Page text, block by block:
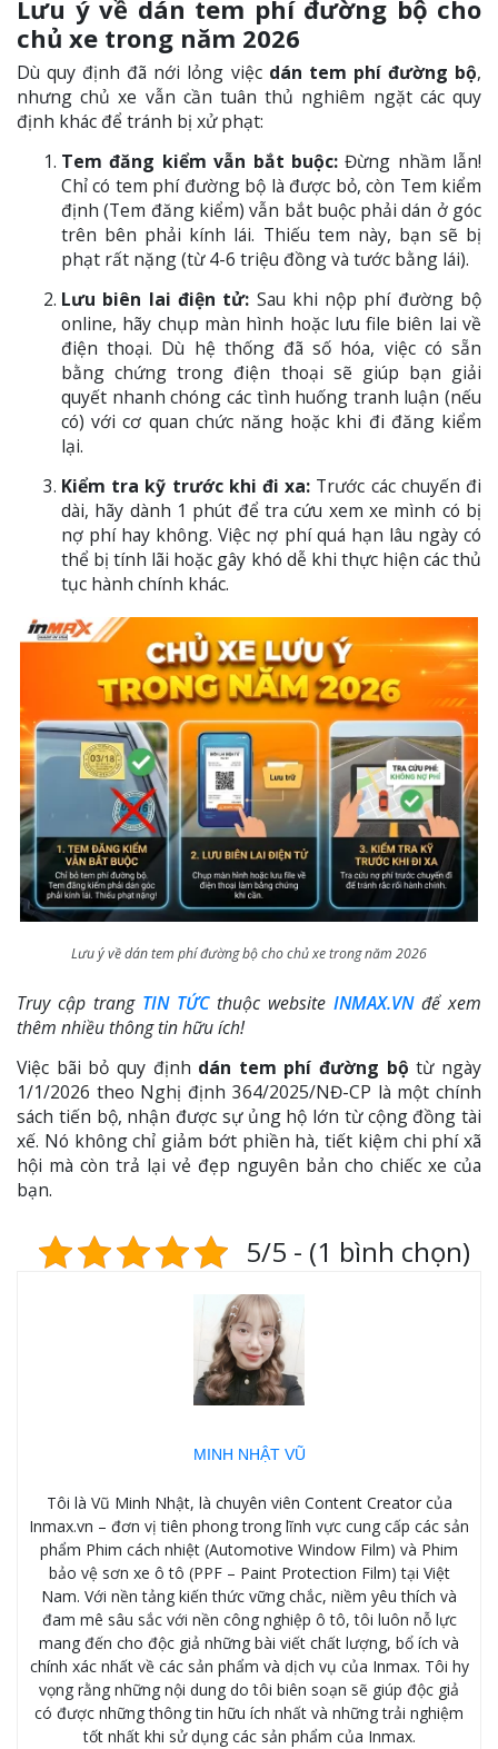
Lưu ý về dán tem phí đường bộ cho
chủ xe trong năm 2026
Dù quy định đã nới lỏng việc dán tem phí đường bộ,
nhưng chủ xe vẫn cần tuân thủ nghiêm ngặt các quy
định khác để tránh bị xử phạt:
Tem đăng kiểm vẫn bắt buộc:Đừng nhầm lẫn!
Chỉ có tem phí đường bộ là được bỏ, còn Tem kiểm
định (Tem đăng kiểm) vẫn bắt buộc phải dán ở góc
trên bên phải kính lái. Thiếu tem này, bạn sẽ bị
phạt rất nặng (từ 4-6 triệu đồng và tước bằng lái).
Lưu biên lai điện tử: Sau khi nộp phí đường bộ
online, hãy chụp màn hình hoặc lưu file biên lai về
điện thoại. Dù hệ thống đã số hóa, việc có sẵn
bằng chứng trong điện thoại sẽ giúp bạn giải
quyết nhanh chóng các tình huống tranh luận (nếu
có) với cơ quan chức năng hoặc khi đi đăng kiểm
lại.
Kiểm tra kỹ trước khi đi xa: Trước các chuyến đi
dài, hãy dành 1 phút để tra cứu xem xe mình có bị
nợ phí hay không. Việc nợ phí quá hạn lâu ngày có
thể bị tính lãi hoặc gây khó dễ khi thực hiện các thủ
tục hành chính khác.
Lưu ý về dán tem phí đường bộ cho chủ xe trong năm 2026
Truy cập trang TIN TỨCthuộc website INMAX.VNđể xem
thêm nhiều thông tin hữu ích!
Việc bãi bỏ quy định dán tem phí đường bộ từ ngày
1/1/2026 theo Nghị định 364/2025/NĐ-CP là một chính
sách tiến bộ, nhận được sự ủng hộ lớn từ cộng đồng tài
xế. Nó không chỉ giảm bớt phiền hà, tiết kiệm chi phí xã
hội mà còn trả lại vẻ đẹp nguyên bản cho chiếc xe của
bạn.
5/5 - (1 bình chọn)
MINH NHẬT VŨ
Tôi là Vũ Minh Nhật, là chuyên viên Content Creator của
Inmax.vn – đơn vị tiên phong trong lĩnh vực cung cấp các sản
phẩm Phim cách nhiệt (Automotive Window Film) và Phim
bảo vệ sơn xe ô tô (PPF – Paint Protection Film) tại Việt
Nam. Với nền tảng kiến thức vững chắc, niềm yêu thích và
đam mê sâu sắc với nền công nghiệp ô tô, tôi luôn nỗ lực
mang đến cho độc giả những bài viết chất lượng, bổ ích và
chính xác nhất về các sản phẩm và dịch vụ của Inmax. Tôi hy
vọng rằng những nội dung do tôi biên soạn sẽ giúp độc giả
có được những thông tin hữu ích nhất và những trải nghiệm
tốt nhất khi sử dụng các sản phẩm của Inmax.